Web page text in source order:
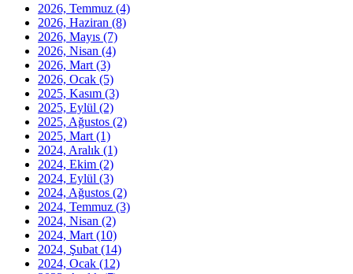
2026, Temmuz (4)
2026, Haziran (8)
2026, Mayıs (7)
2026, Nisan (4)
2026, Mart (3)
2026, Ocak (5)
2025, Kasım (3)
2025, Eylül (2)
2025, Ağustos (2)
2025, Mart (1)
2024, Aralık (1)
2024, Ekim (2)
2024, Eylül (3)
2024, Ağustos (2)
2024, Temmuz (3)
2024, Nisan (2)
2024, Mart (10)
2024, Şubat (14)
2024, Ocak (12)